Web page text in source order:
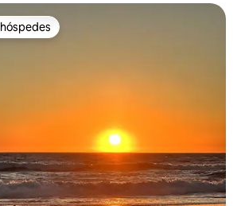
preferidos dos hóspedes